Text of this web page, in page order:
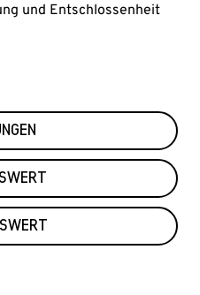
und Entschlossenheit